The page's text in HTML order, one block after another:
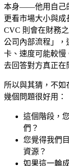
本身——他用自己
更看市場大小與成
CVC 則會在財務
公司內部流程」，
卡、速度可能較慢
去回答對方真正在
所以與其猜，不
幾個問題很好用：
這個階段，
們？
您覺得我們
資源？
如果這一輪